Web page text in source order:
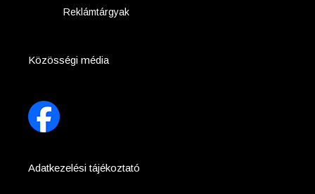
Reklámtárgyak
Közösségi média
Adatkezelési tájékoztató